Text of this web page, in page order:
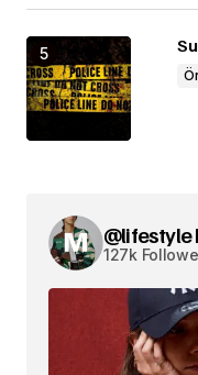
@lifestyle
127k